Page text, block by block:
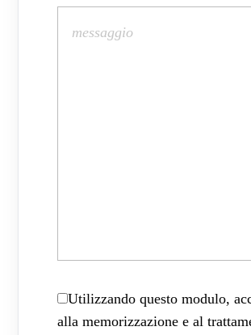
Utilizzando questo modulo,
alla memorizzazione e al